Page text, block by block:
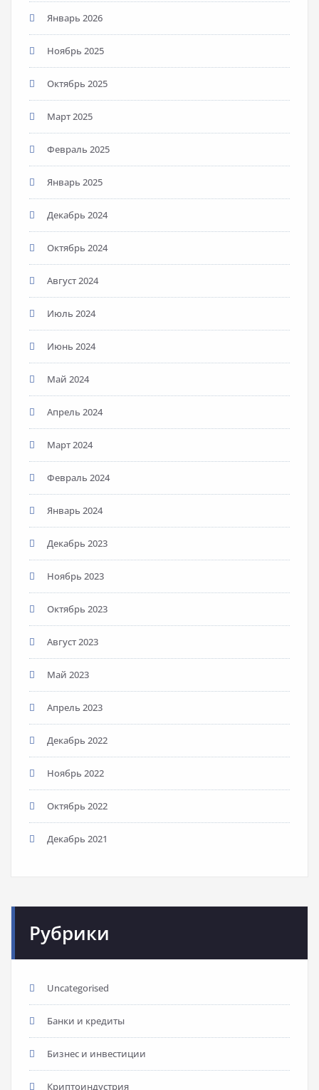
Январь 2026
Ноябрь 2025
Октябрь 2025
Март 2025
Февраль 2025
Январь 2025
Декабрь 2024
Октябрь 2024
Август 2024
Июль 2024
Июнь 2024
Май 2024
Апрель 2024
Март 2024
Февраль 2024
Январь 2024
Декабрь 2023
Ноябрь 2023
Октябрь 2023
Август 2023
Май 2023
Апрель 2023
Декабрь 2022
Ноябрь 2022
Октябрь 2022
Декабрь 2021
Рубрики
Uncategorised
Банки и кредиты
Бизнес и инвестиции
Криптоиндустрия